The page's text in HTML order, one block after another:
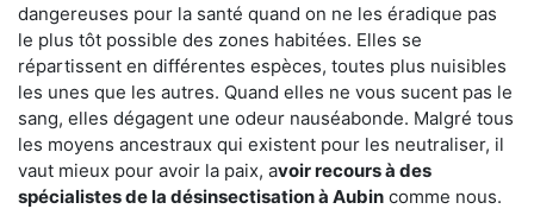
dangereuses pour la santé quand on ne les éradique pas
le plus tôt possible des zones habitées. Elles se
répartissent en différentes espèces, toutes plus nuisibles
les unes que les autres. Quand elles ne vous sucent pas le
sang, elles dégagent une odeur nauséabonde. Malgré tous
les moyens ancestraux qui existent pour les neutraliser, il
vaut mieux pour avoir la paix, avoir recours à des
spécialistes de la désinsectisation à Aubin comme nous.